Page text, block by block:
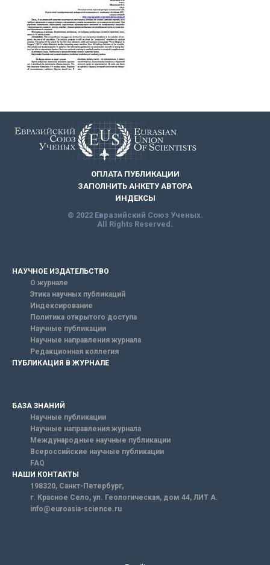
ОПЛАТА ПУБЛИКАЦИИ
ЗАПОЛНИТЬ АНКЕТУ АВТОРА
ИНДЕКСЫ
© 2022 Евразийский Союз Ученых.
All Rights Reserved.
НАУЧНОЕ ИЗДАТЕЛЬСТВО
О журнале
Этика научных публикаций
Индексирование
Политика открытого доступа
Научные публикации
Научные направления журнала
Редакционная коллегия
ПУБЛИКАЦИЯ В ЖУРНАЛЕ
БАЗА ЗНАНИЙ
Научные публикации
Научные направления журнала
Международные научные публикации
Всероссийские научные публикации
FAQ
НАШИ КОНТАКТЫ
198320, Санкт-Петербург,
г. Красное Село, ул. Геологическая, дом 44, ЛИТ А.
info@euroasia-science.ru